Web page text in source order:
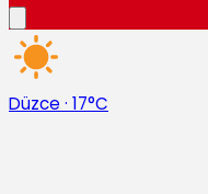
Düzce · 17°C